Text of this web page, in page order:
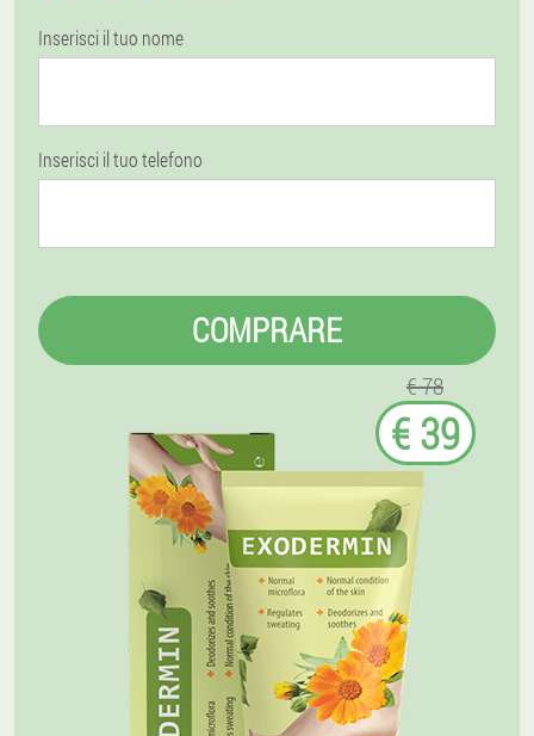
Inserisci il tuo nome
Inserisci il tuo telefono
COMPRARE
€ 78
€ 39